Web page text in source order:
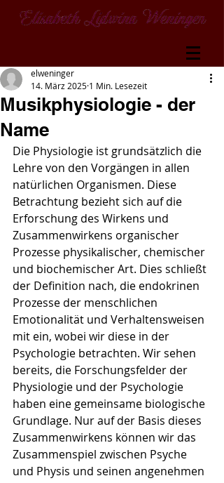
Musikphysiologie - der
Name
elweninger
14. März 2025 1 Min. Lesezeit
Die Physiologie ist grundsätzlich die
Lehre von den Vorgängen in allen
natürlichen Organismen. Diese
Betrachtung bezieht sich auf die
Erforschung des Wirkens und
Zusammenwirkens organischer
Prozesse physikalischer, chemischer
und biochemischer Art. Dies schließt
der Definition nach, die endokrinen
Prozesse der menschlichen
Emotionalität und Verhaltensweisen
mit ein, wobei wir diese in der
Psychologie betrachten. Wir sehen
bereits, die Forschungsfelder der
Physiologie und der Psychologie
haben eine gemeinsame biologische
Grundlage. Nur auf der Basis dieses
Zusammenwirkens können wir das
Zusammenspiel zwischen Psyche
und Physis und seinen angenehmen